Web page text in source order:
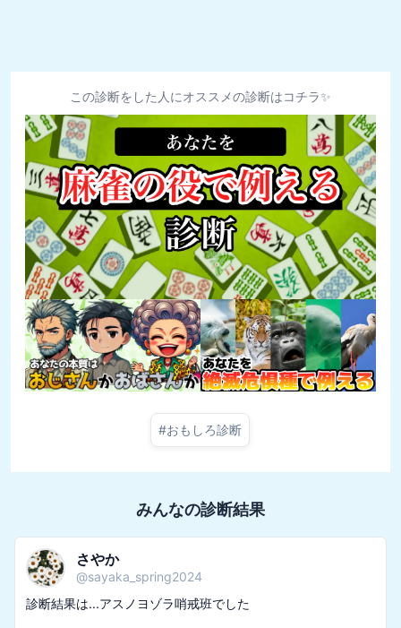
この診断をした人にオススメの診断はコチラ✨
#おもしろ診断
みんなの診断結果
さやか
@sayaka_spring2024
診断結果は...アスノヨゾラ哨戒班でした